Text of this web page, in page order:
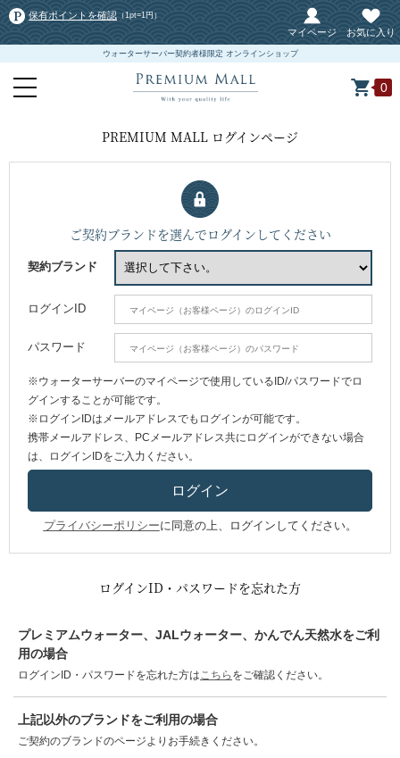
保有ポイントを確認 （1pt=1円）
マイページ お気に入り
ウォーターサーバー契約者様限定 オンラインショップ
0
PREMIUM MALL ログインページ
ご契約ブランドを選んでログインしてください
契約ブランド
ログインID
パスワード
※ウォーターサーバーのマイページで使用しているID/パスワードでロ
グインすることが可能です。
※ログインIDはメールアドレスでもログインが可能です。
携帯メールアドレス、PCメールアドレス共にログインができない場合
は、ログインIDをご入力ください。
プライバシーポリシーに同意の上、ログインしてください。
ログインID・パスワードを忘れた方
プレミアムウォーター、JALウォーター、かんでん天然水をご利
用の場合
ログインID・パスワードを忘れた方はこちら をご確認ください。
上記以外のブランドをご利用の場合
ご契約のブランドのページよりお手続きください。